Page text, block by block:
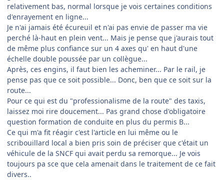
relativement bas, normal lorsque je vois certaines conditions
d'enrayement en ligne...
Je n'ai jamais été écureuil et n'ai pas envie de passer ma vie
perché là-haut en plein vent... Mais je pense que j'aurais tout
de même plus confiance sur un 4 axes qu' en haut d'une
échelle double poussée par un collègue...
Après, ces engins, il faut bien les acheminer... Par le rail, je
pense pas que ce soit possible... Donc, ben que ce soit sur la
route...
Pour ce qui est du "professionalisme de la route" des taxis,
laissez moi rire doucement... Pas grand chose d'obligatoire
question formation de conduite en plus du permis B...
Ce qui m'a fit réagir c'est l'article en lui même ou le
scribouillard local a bien pris soin de préciser que c'était un
véhicule de la SNCF qui avait perdu sa remorque... Je vois
toujours pa sce que cela amenait dans le traitement de ce fait
divers..